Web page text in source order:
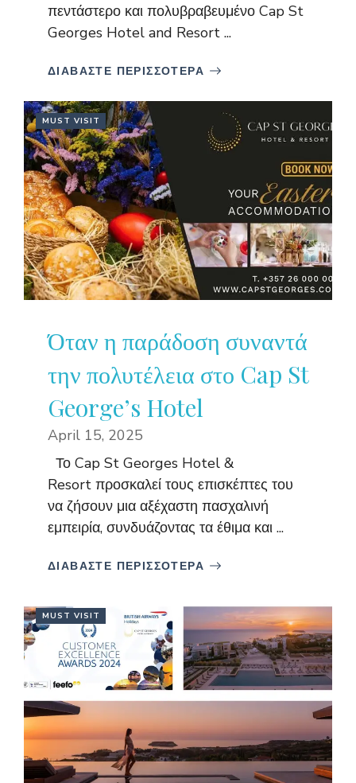
πεντάστερο και πολυβραβευμένο Cap St
Georges Hotel and Resort ...
ΔΙΑΒΑΣΤΕ ΠΕΡΙΣΣΟΤΕΡΑ
MUST VISIT
Όταν η παράδοση συναντά
την πολυτέλεια στο Cap St
George’s Hotel
April 15, 2025
Το Cap St Georges Hotel &
Resort προσκαλεί τους επισκέπτες του
να ζήσουν μια αξέχαστη πασχαλινή
εμπειρία, συνδυάζοντας τα έθιμα και ...
ΔΙΑΒΑΣΤΕ ΠΕΡΙΣΣΟΤΕΡΑ
MUST VISIT